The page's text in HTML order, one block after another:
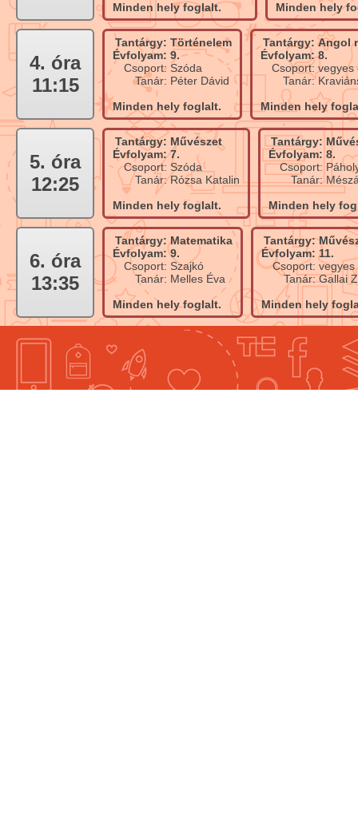
Minden hely foglalt.
Minden hely
4. óra
11:15
Tantárgy:
Évfolyam:
Csoport:
Tanár:
Történelem
9.
Szóda
Péter Dávid
Minden hely foglalt.
Tantárgy:
Évfolyam:
Csoport:
Tanár:
Angol
8.
vegyes
Minden hely
5. óra
12:25
Tantárgy:
Évfolyam:
Csoport:
Tanár:
Művészet
7.
Szóda
Rózsa Katalin
Minden hely foglalt.
Tantárgy:
Évfolyam:
Csoport:
Tanár:
8.
Minden hely
6. óra
13:35
Tantárgy:
Évfolyam:
Csoport:
Tanár:
Matematika
9.
Szajkó
Melles Éva
Minden hely foglalt.
Tantárgy:
Évfolyam:
Csoport:
Tanár:
11.
vegyes
Gallai
Minden hely